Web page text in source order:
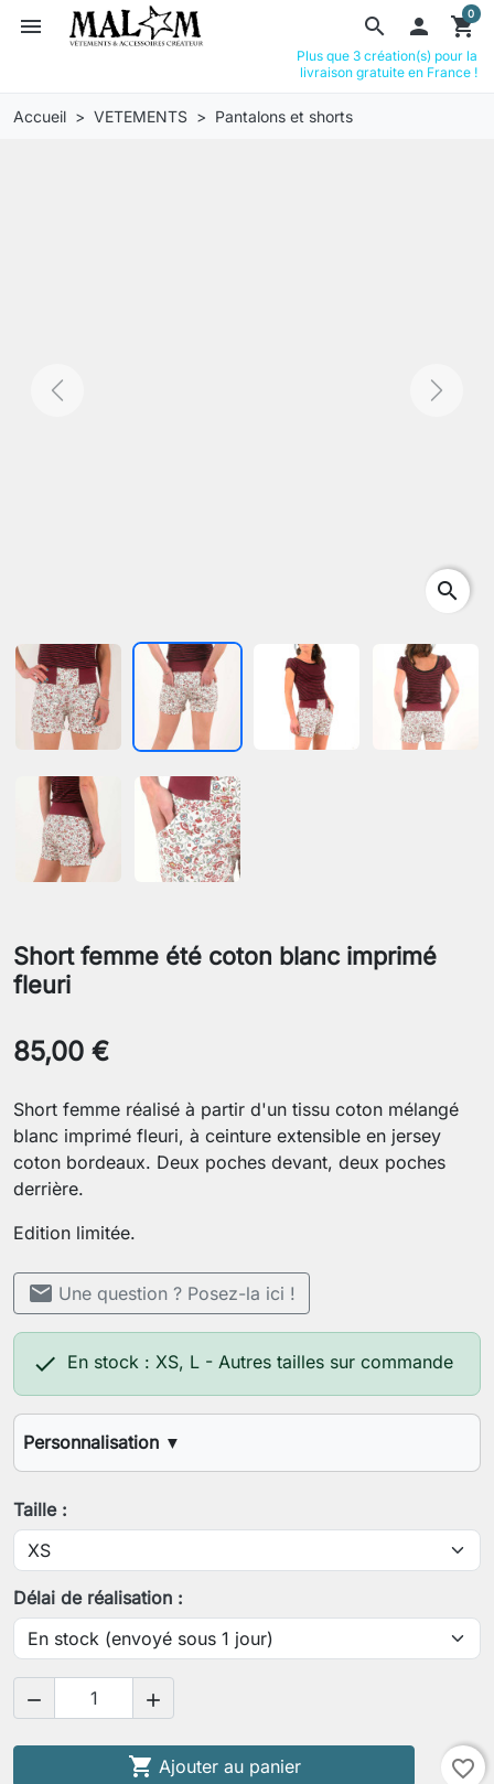
search
menu  shopping_cart
0
Plus que 3 création(s) pour la
livraison gratuite en France !
Accueil VETEMENTS Pantalons et shorts
Previous Next
search
Short femme été coton blanc imprimé
fleuri
85,00 €
Short femme réalisé à partir d'un tissu coton mélangé
blanc imprimé fleuri, à ceinture extensible en jersey
coton bordeaux. Deux poches devant, deux poches
derrière.
Edition limitée.
mail Une question ? Posez-la ici !
 En stock : XS, L - Autres tailles sur commande
Personnalisation ▼
Votre stature (1.60m, 1.70m, etc.)
Votre tour de fesses
Votre taille habituelle de vêtements
Taille :
Délai de réalisation :
 
 Ajouter au panier favorite_border